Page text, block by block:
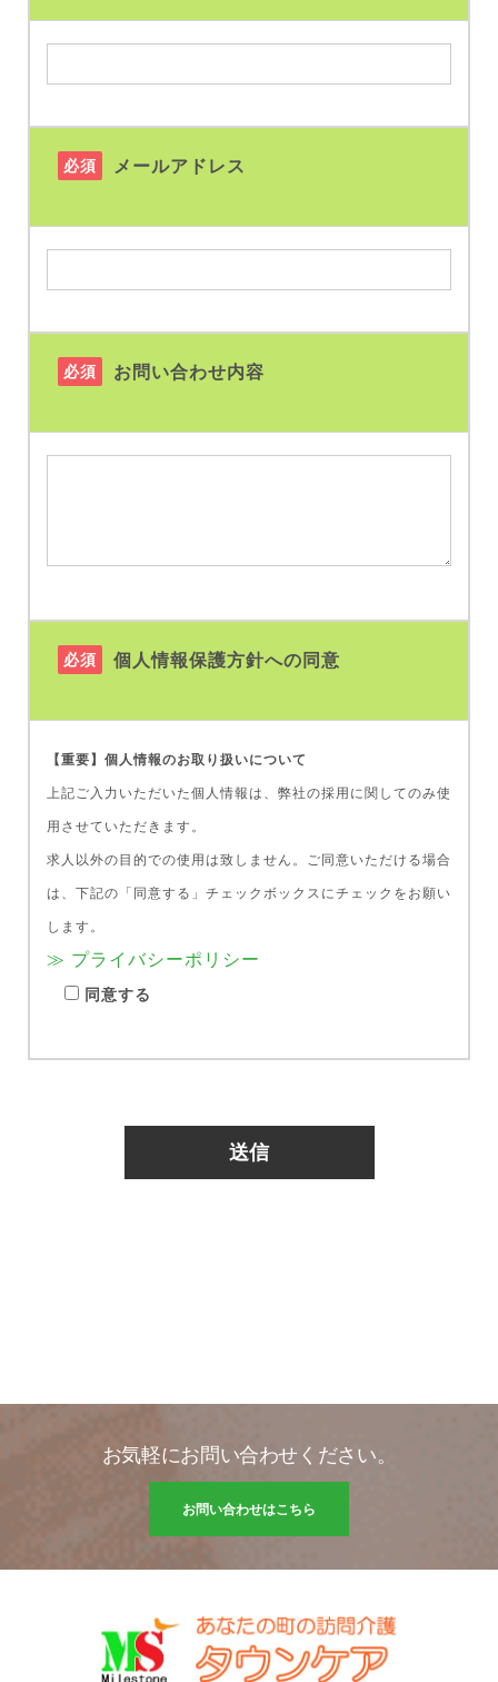
必須 メールアドレス
必須 お問い合わせ内容
必須 個人情報保護方針への同意
【重要】個人情報のお取り扱いについて
上記ご入力いただいた個人情報は、弊社の採用に関してのみ使
用させていただきます。
求人以外の目的での使用は致しません。ご同意いただける場合
は、下記の「同意する」チェックボックスにチェックをお願い
します。
≫ プライバシーポリシー
同意する
お気軽にお問い合わせください。
お問い合わせはこちら